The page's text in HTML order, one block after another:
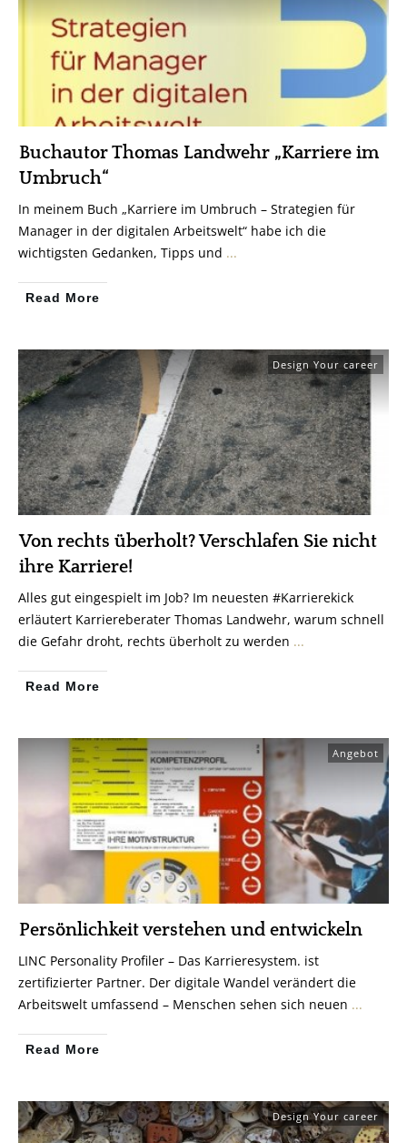
Buchautor Thomas Landwehr „Karriere im
Umbruch“
In meinem Buch „Karriere im Umbruch – Strategien für
Manager in der digitalen Arbeitswelt“ habe ich die
wichtigsten Gedanken, Tipps und ...
Read More
Design Your career
Von rechts überholt? Verschlafen Sie nicht
ihre Karriere!
Alles gut eingespielt im Job? Im neuesten #Karrierekick
erläutert Karriereberater Thomas Landwehr, warum schnell
die Gefahr droht, rechts überholt zu werden ...
Read More
Angebot
Persönlichkeit verstehen und entwickeln
LINC Personality Profiler – Das Karrieresystem. ist
zertifizierter Partner. Der digitale Wandel verändert die
Arbeitswelt umfassend – Menschen sehen sich neuen ...
Read More
Design Your career